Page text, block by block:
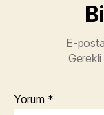
E-
Yorum *